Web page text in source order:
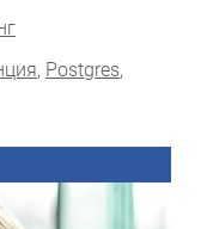
, Postgres,